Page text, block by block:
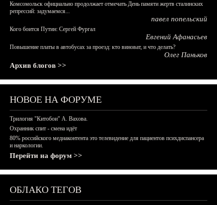
Комсомольск официально продолжает отмечать День памяти жертв сталинских
репрессий: задумаемся...
павел попельский
Кого боится Путин: Сергей Фургал
Евгений Афанасьев
Повышение платы в автобусах за проезд: кто виноват, и что делать?
Олег Паньков
Архив блогов >>
НОВОЕ НА ФОРУМЕ
Трилогия "Китобои" А. Вахова.
Охранник спит - смена идёт
80% российского медиаконтента это телевидение для пациентов психдиспансера
и наркологии.
Перейти на форум >>
ОБЛАКО ТЕГОВ